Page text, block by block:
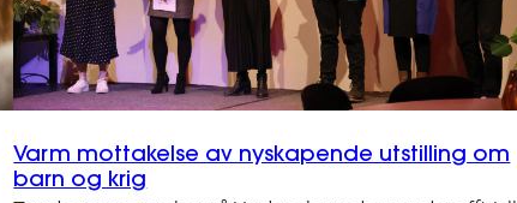
Varm mottakelse av nyskapende utstilling om
barn og krig